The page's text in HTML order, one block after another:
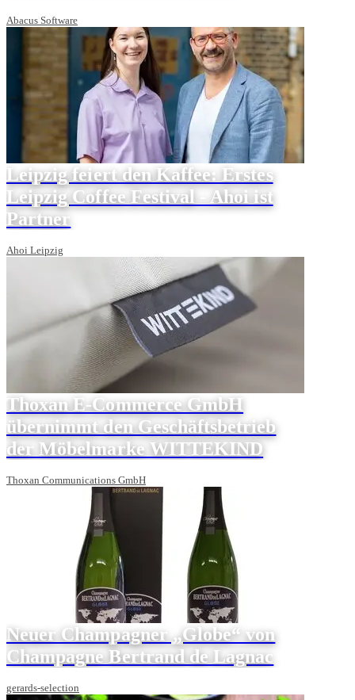
Abacus Software
Leipzig feiert den Kaffee: Erstes
Leipzig Coffee Festival - Ahoi ist
Partner
Ahoi Leipzig
Thoxan E-Commerce GmbH
übernimmt den Geschäftsbetrieb
der Möbelmarke WITTEKIND
Thoxan Communications GmbH
Neuer Champagner „Globe“ von
Champagne Bertrand de Lagnac
gerards-selection